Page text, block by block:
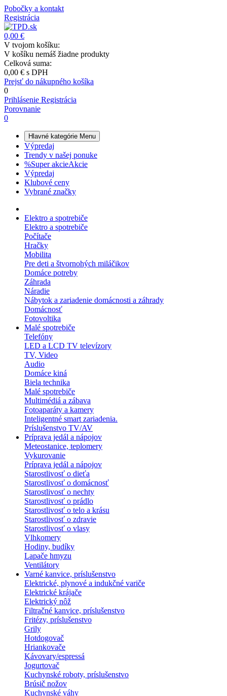
Pobočky a kontakt
Registrácia
0,00 €
V tvojom košíku:
V košíku nemáš žiadne produkty
Celková suma:
0,00 € s DPH
Prejsť do nákupného košíka
0
Prihlásenie Registrácia
Porovnanie
0
Hlavné kategórie Menu
Výpredaj
Trendy v našej ponuke
%Super akcieAkcie
Výpredaj
Klubové ceny
Vybrané značky
Elektro a spotrebiče
Elektro a spotrebiče
Počítače
Hračky
Mobilita
Pre deti a štvornohých miláčikov
Domáce potreby
Záhrada
Náradie
Nábytok a zariadenie domácnosti a záhrady
Domácnosť
Fotovoltika
Malé spotrebiče
Telefóny
LED a LCD TV televízory
TV, Video
Audio
Domáce kiná
Biela technika
Malé spotrebiče
Multimédiá a zábava
Fotoaparáty a kamery
Inteligentné smart zariadenia.
Príslušenstvo TV/AV
Príprava jedál a nápojov
Meteostanice, teplomery
Vykurovanie
Príprava jedál a nápojov
Starostlivosť o dieťa
Starostlivosť o domácnosť
Starostlivosť o nechty
Starostlivosť o prádlo
Starostlivosť o telo a krásu
Starostlivosť o zdravie
Starostlivosť o vlasy
Vlhkomery
Hodiny, budíky
Lapače hmyzu
Ventilátory
Varné kanvice, príslušenstvo
Elektrické, plynové a indukčné variče
Elektrické krájače
Elektrický nôž
Filtračné kanvice, príslušenstvo
Fritézy, príslušenstvo
Grily
Hotdogovač
Hriankovače
Kávovary/espressá
Jogurtovač
Kuchynské roboty, príslušenstvo
Brúsič nožov
Kuchynské váhy